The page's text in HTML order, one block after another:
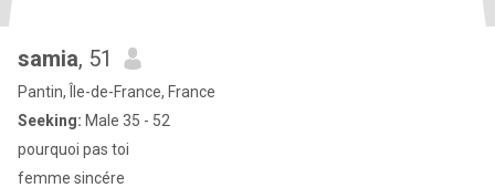
samia, 51
Pantin, Île-de-France, France
Seeking: Male 35 - 52
pourquoi pas toi
femme sincére